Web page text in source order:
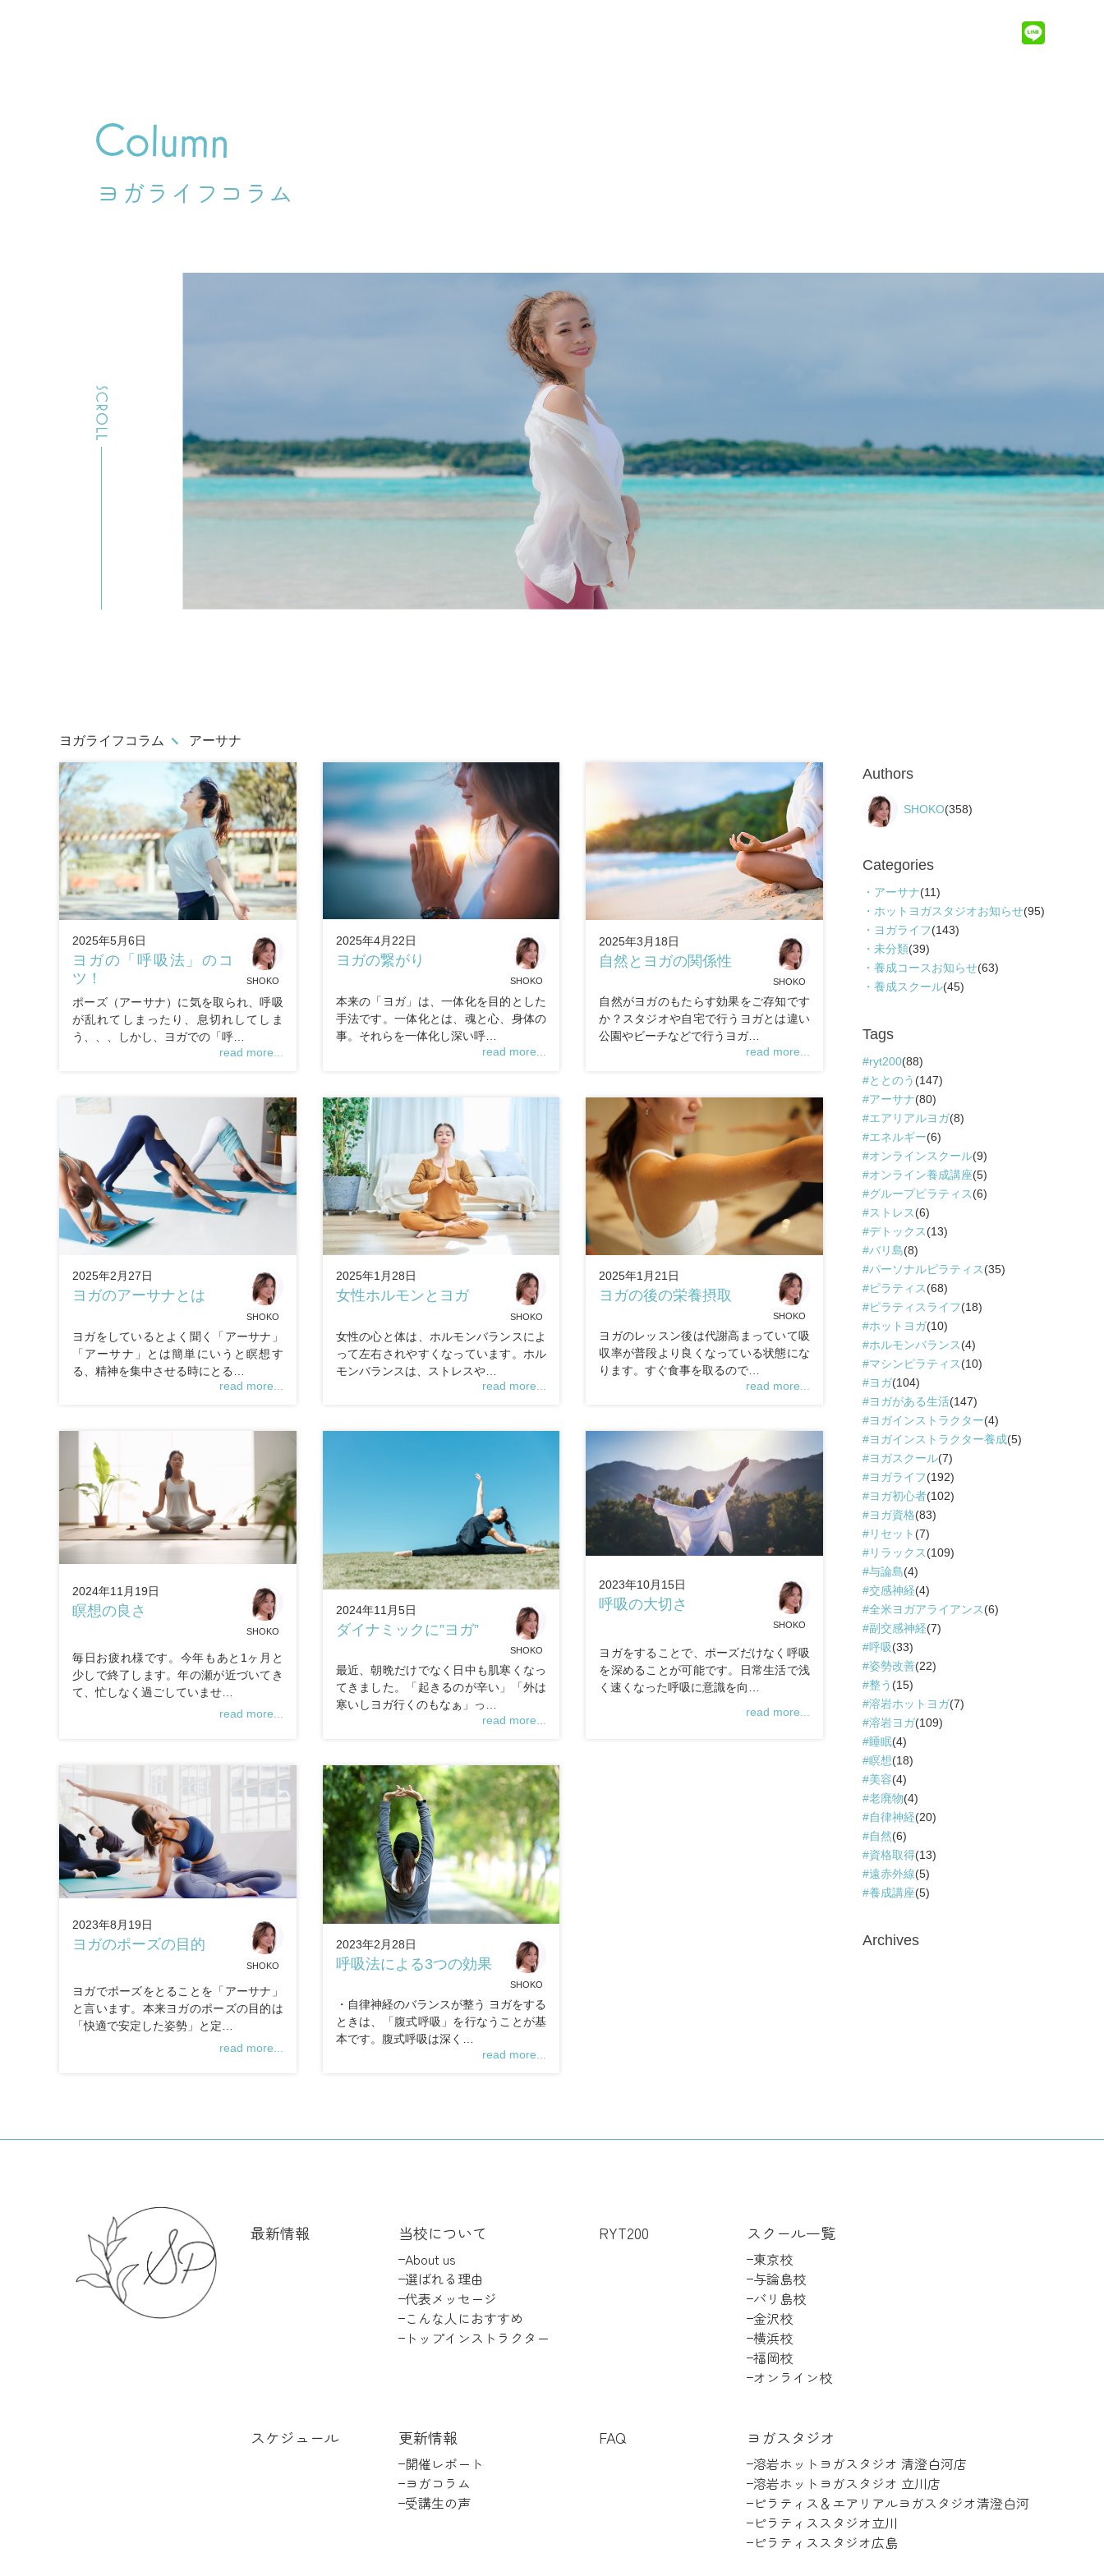
ヨガライフコラム
ヨガライフコラム アーサナ
2025年5月6日
ヨガの「呼吸法」のコ
ツ！
SHOKO
ポーズ（アーサナ）に気を取られ、呼吸
が乱れてしまったり、息切れしてしま
う、、、しかし、ヨガでの「呼…
read more...
2025年4月22日
ヨガの繋がり
SHOKO
本来の「ヨガ」は、一体化を目的とした
手法です。一体化とは、魂と心、身体の
事。それらを一体化し深い呼…
read more...
2025年3月18日
自然とヨガの関係性
SHOKO
自然がヨガのもたらす効果をご存知です
か？スタジオや自宅で行うヨガとは違い
公園やビーチなどで行うヨガ…
read more...
2025年2月27日
ヨガのアーサナとは
SHOKO
ヨガをしているとよく聞く「アーサナ」
「アーサナ」とは簡単にいうと瞑想す
る、精神を集中させる時にとる…
read more...
2025年1月28日
女性ホルモンとヨガ
SHOKO
女性の心と体は、ホルモンバランスによ
って左右されやすくなっています。ホル
モンバランスは、ストレスや…
read more...
2025年1月21日
ヨガの後の栄養摂取
SHOKO
ヨガのレッスン後は代謝高まっていて吸
収率が普段より良くなっている状態にな
ります。すぐ食事を取るので…
read more...
2024年11月19日
瞑想の良さ
SHOKO
毎日お疲れ様です。今年もあと1ヶ月と
少しで終了します。年の瀬が近づいてき
て、忙しなく過ごしていませ…
read more...
2024年11月5日
ダイナミックに”ヨガ”
SHOKO
最近、朝晩だけでなく日中も肌寒くなっ
てきました。「起きるのが辛い」「外は
寒いしヨガ行くのもなぁ」っ…
read more...
2023年10月15日
呼吸の大切さ
SHOKO
ヨガをすることで、ポーズだけなく呼吸
を深めることが可能です。日常生活で浅
く速くなった呼吸に意識を向…
read more...
2023年8月19日
ヨガのポーズの目的
SHOKO
ヨガでポーズをとることを「アーサナ」
と言います。本来ヨガのポーズの目的は
「快適で安定した姿勢」と定…
read more...
2023年2月28日
呼吸法による3つの効果
SHOKO
・自律神経のバランスが整う ヨガをする
ときは、「腹式呼吸」を行なうことが基
本です。腹式呼吸は深く…
read more...
Authors
SHOKO(358)
Categories
アーサナ(11)
ホットヨガスタジオお知らせ(95)
ヨガライフ(143)
未分類(39)
養成コースお知らせ(63)
養成スクール(45)
Tags
ryt200(88)
ととのう (147)
アーサナ(80)
エアリアルヨガ(8)
エネルギー(6)
オンラインスクール(9)
オンライン養成講座(5)
グループピラティス(6)
ストレス(6)
デトックス(13)
バリ島(8)
パーソナルピラティス(35)
ピラティス(68)
ピラティスライフ(18)
ホットヨガ(10)
ホルモンバランス(4)
マシンピラティス(10)
ヨガ(104)
ヨガがある生活(147)
ヨガインストラクター(4)
ヨガインストラクター養成(5)
ヨガスクール(7)
ヨガライフ(192)
ヨガ初心者(102)
ヨガ資格(83)
リセット (7)
リラックス(109)
与論島(4)
交感神経(4)
全米ヨガアライアンス(6)
副交感神経(7)
呼吸(33)
姿勢改善(22)
整う (15)
溶岩ホットヨガ(7)
溶岩ヨガ(109)
睡眠(4)
瞑想(18)
美容(4)
老廃物(4)
自律神経(20)
自然(6)
資格取得(13)
遠赤外線(5)
養成講座(5)
Archives
最新情報
スケジュール
当校について
About us
選ばれる理由
代表メッセージ
こんな人におすすめ
トップインストラクター
更新情報
開催レポート
ヨガコラム
受講生の声
RYT200
FAQ
スクール一覧
東京校
与論島校
バリ島校
金沢校
横浜校
福岡校
オンライン校
ヨガスタジオ
溶岩ホットヨガスタジオ 清澄白河店
溶岩ホットヨガスタジオ 立川店
ピラティス＆エアリアルヨガスタジオ清澄白河
ピラティススタジオ立川
ピラティススタジオ広島